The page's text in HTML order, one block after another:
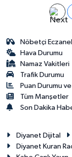
Nöbetçi
Hava Durumu
Namaz Vakitleri
Trafik Durumu
Puan Durumu
Tüm Manşetler
Son Dakika
Diyanet Dijital
Diyanet Kuran